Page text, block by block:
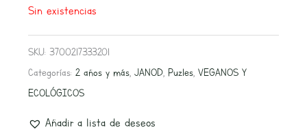
Sin existencias
SKU: 3700217333201
Categorías: 2 años y más, JANOD, Puzles, VEGANOS Y
ECOLÓGICOS
Añadir a lista de deseos